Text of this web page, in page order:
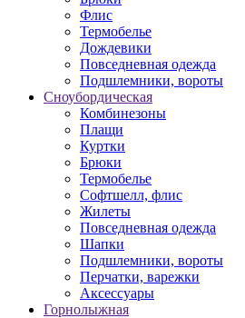
Флис
Термобелье
Дождевики
Повседневная одежда
Подшлемники, вороты
Сноубордическая
Комбинезоны
Плащи
Куртки
Брюки
Термобелье
Софтшелл, флис
Жилеты
Повседневная одежда
Шапки
Подшлемники, вороты
Перчатки, варежки
Аксессуары
Горнолыжная